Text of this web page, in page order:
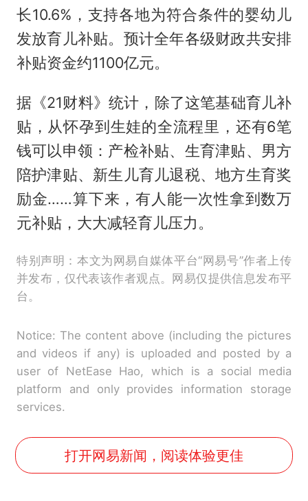
长10.6%，支持各地为符合条件的婴幼儿
发放育儿补贴。预计全年各级财政共安排
补贴资金约1100亿元。
据《21财料》统计，除了这笔基础育儿补
贴，从怀孕到生娃的全流程里，还有6笔
钱可以申领：产检补贴、生育津贴、男方
陪护津贴、新生儿育儿退税、地方生育奖
励金……算下来，有人能一次性拿到数万
元补贴，大大减轻育儿压力。​
特别声明：本文为网易自媒体平台“网易号”作者上传
并发布，仅代表该作者观点。网易仅提供信息发布平
台。
Notice: The content above (including the pictures
and videos if any) is uploaded and posted by a
user of NetEase Hao, which is a social media
platform and only provides information storage
services.
打开网易新闻，阅读体验更佳